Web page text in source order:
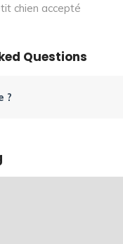
chien accepté
Questions
?